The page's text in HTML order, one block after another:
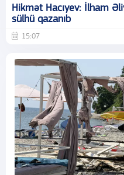
Hikmət Hacıyev: İlham
sülhü qazanıb
15:07